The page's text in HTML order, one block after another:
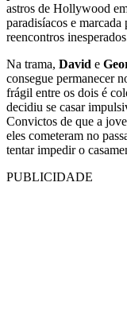
astros de Hollywood
paradisíacos e
reencontros
Na trama, David e
consegue permanecer
frágil entre os dois é
decidiu se casar
Convictos de que a
eles cometeram no
tentar impedir o
PUBLICIDADE